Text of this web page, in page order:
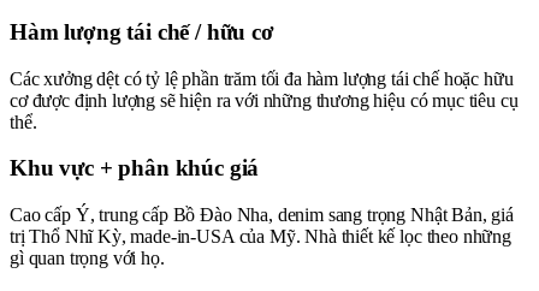
Hàm lượng tái chế / hữu cơ
Các xưởng dệt có tỷ lệ phần trăm tối đa hàm lượng tái chế hoặc hữu
cơ được định lượng sẽ hiện ra với những thương hiệu có mục tiêu cụ
thể.
Khu vực + phân khúc giá
Cao cấp Ý, trung cấp Bồ Đào Nha, denim sang trọng Nhật Bản, giá
trị Thổ Nhĩ Kỳ, made-in-USA của Mỹ. Nhà thiết kế lọc theo những
gì quan trọng với họ.